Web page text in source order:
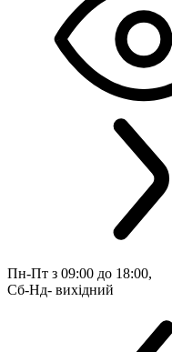
Пн-Пт з 09:00 до 18:00,
Сб-Нд- вихідний